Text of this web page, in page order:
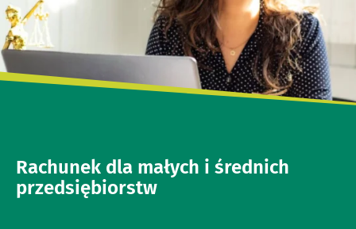
Rachunek dla małych i średnich
przedsiębiorstw